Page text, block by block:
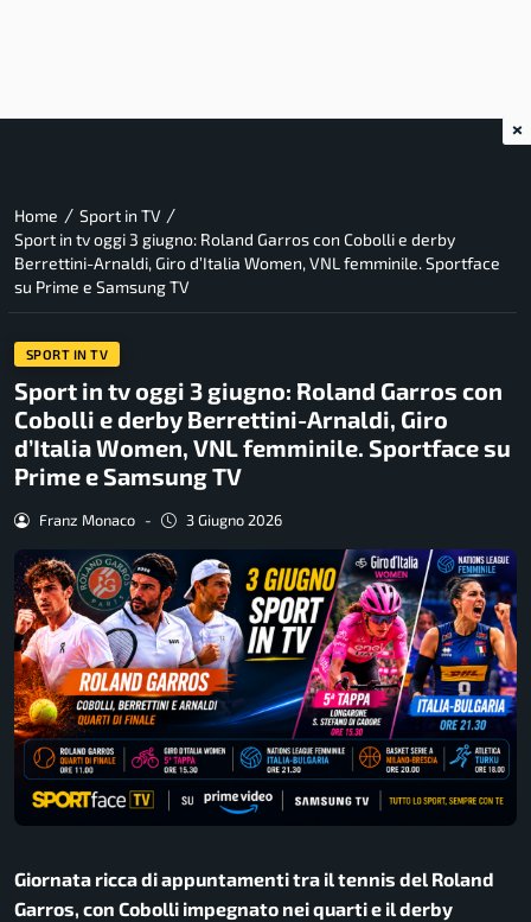
Home / Sport in TV /
Sport in tv oggi 3 giugno: Roland Garros con Cobolli e derby
Berrettini-Arnaldi, Giro d’Italia Women, VNL femminile. Sportface
su Prime e Samsung TV
SPORT IN TV
Sport in tv oggi 3 giugno: Roland Garros con
Cobolli e derby Berrettini-Arnaldi, Giro
d’Italia Women, VNL femminile. Sportface su
Prime e Samsung TV
Franz Monaco - 3 Giugno 2026
Giornata ricca di appuntamenti tra il tennis del Roland
Garros, con Cobolli impegnato nei quarti e il derby
×